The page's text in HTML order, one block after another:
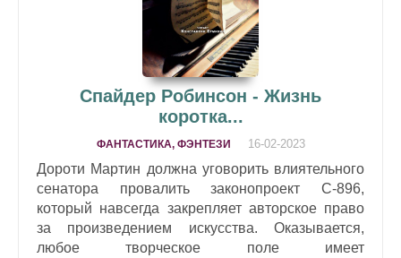
Спайдер Робинсон - Жизнь
коротка...
ФАНТАСТИКА, ФЭНТЕЗИ 16-02-2023
Дороти Мартин должна уговорить влиятельного
сенатора провалить законопроект С-896,
который навсегда закрепляет авторское право
за произведением искусства. Оказывается,
любое творческое поле имеет